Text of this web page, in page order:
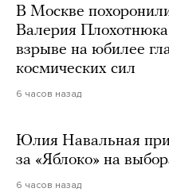
В Москве
Валерия
взрыве на юбилее
космических сил
6 часов назад
Юлия Навальная
за «Яблоко» на
6 часов назад